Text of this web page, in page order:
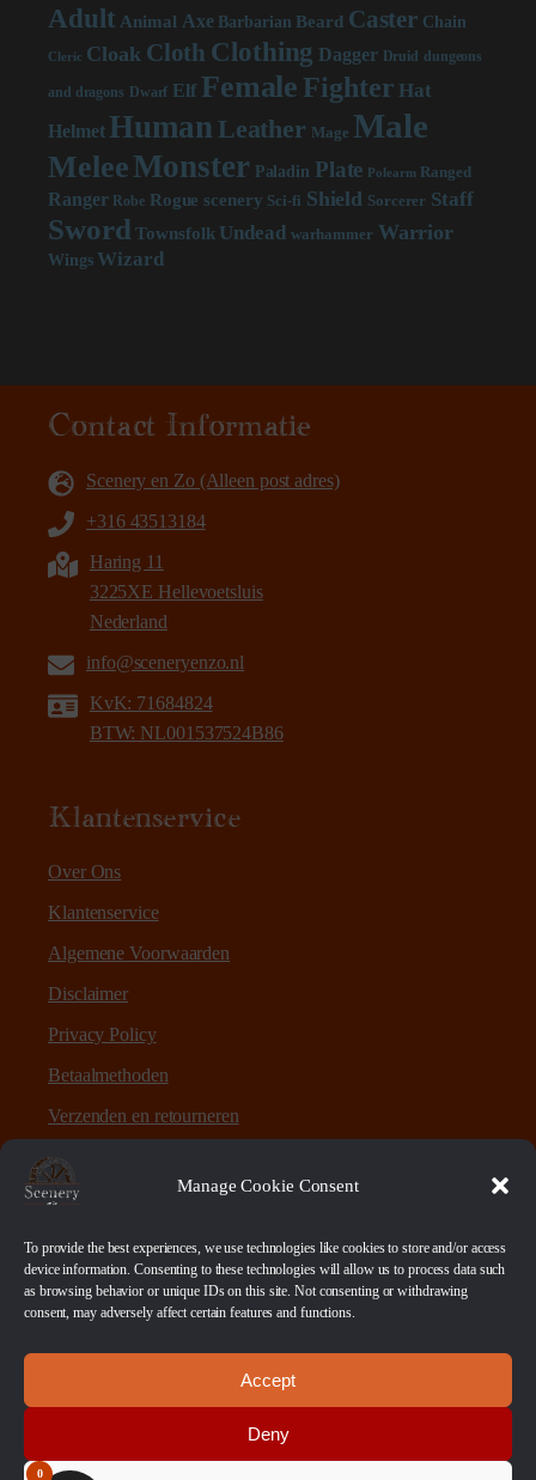
Manage Cookie Consent
To provide the best experiences, we use technologies like cookies to store and/or access
device information. Consenting to these technologies will allow us to process data such
as browsing behavior or unique IDs on this site. Not consenting or withdrawing
consent, may adversely affect certain features and functions.
Accept
Deny
Adult Animal Axe Barbarian Beard Caster Chain
Cleric Cloak Cloth Clothing Dagger Druid dungeons
and dragons Dwarf Elf FemaleFighter Hat
Helmet Human Leather Mage Male
MeleeMonster Paladin Plate Polearm Ranged
Ranger Robe Rogue scenery Sci-fi Shield Sorcerer Staff
Sword Townsfolk Undead warhammer Warrior
Wings Wizard
Contact Informatie
Scenery en Zo (Alleen post adres)
+316 43513184
Haring 11
3225XE Hellevoetsluis
Nederland
info@sceneryenzo.nl
KvK: 71684824
BTW: NL001537524B86
Klantenservice
Over Ons
Klantenservice
Algemene Voorwaarden
Disclaimer
Privacy Policy
Betaalmethoden
Verzenden en retourneren
Sitemap
Over Scenery en Zo
Scenery en Zo is een webshop voor table-top games en
scenery. Maar ook ruwe materialen, bases en sokkels.
Betaalmethoden
0